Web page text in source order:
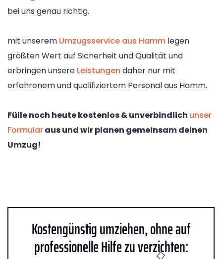
bei uns genau richtig.
mit unserem Umzugsservice aus Hamm legen
größten Wert auf Sicherheit und Qualität und
erbringen unsere Leistungen daher nur mit
erfahrenem und qualifiziertem Personal aus Hamm.
Fülle noch heute kostenlos & unverbindlich unser
Formularaus und wir planen gemeinsam deinen
Umzug!
Kostengünstig umziehen, ohne auf
professionelle Hilfe zu verzichten: